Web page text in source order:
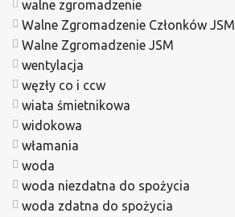
walne zgromadzenie
Walne Zgromadzenie Członków JSM
Walne Zgromadzenie JSM
wentylacja
węzły co i ccw
wiata śmietnikowa
widokowa
włamania
woda
woda niezdatna do spożycia
woda zdatna do spożycia